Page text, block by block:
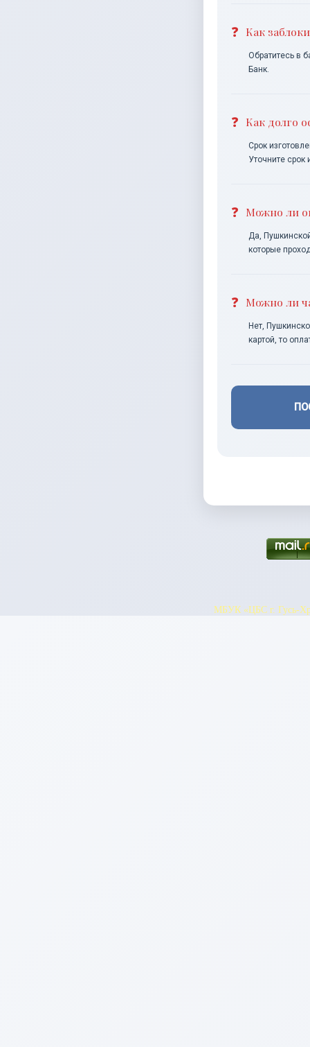
Как
Обратитесь в
Банк.
Как долго
Срок
Уточните срок
Можно ли
Да,
которые
Можно ли
Нет,
картой, то
МБУК «ЦБС г. Гусь-